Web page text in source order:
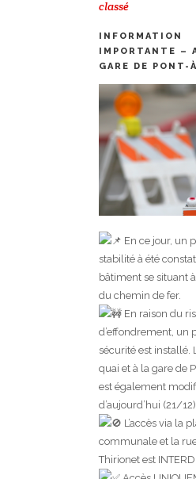
classé
INFORMATION
IMPORTANTE –
GARE DE PONT-
En ce jour, un
stabilité à été
bâtiment se situant
du chemin de fer.
En raison du
d’effondrement, un
sécurité est installé.
quai et à la gare de
est également
d’aujourd’hui (21/
L’accès via la
communale et la
Thirionet est